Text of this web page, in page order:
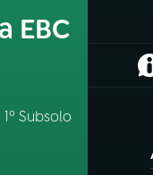
EBC
Subsolo